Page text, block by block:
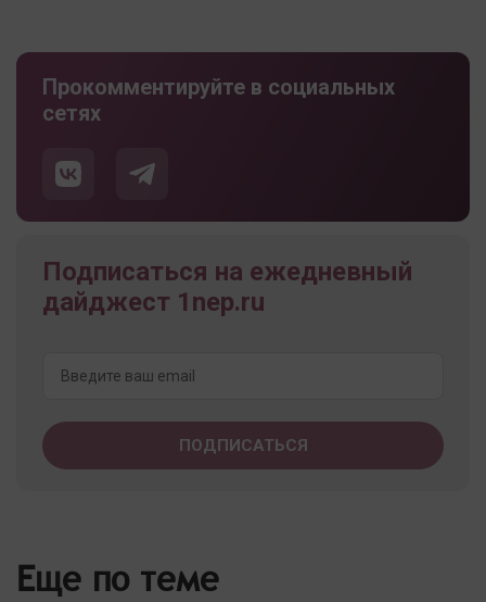
Прокомментируйте в социальных
сетях
Подписаться на ежедневный
дайджест 1nep.ru
Еще по теме